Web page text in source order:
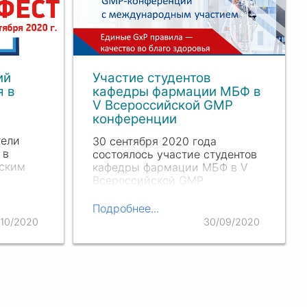
в
2020
Участие студентов
кафедры фармации МБФ в
V Всероссийской GMP
конференции
30 сентября 2020 года
состоялось участие студентов
кафедры фармации МБФ в V
Всероссийской GMP
международным участием в
онлайн-формате.
Подробнее...
30/09/2020